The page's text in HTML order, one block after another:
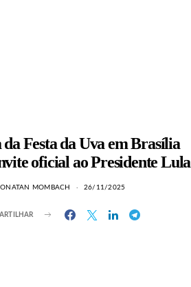
Festa da Uva em Brasília
oficial ao Presidente Lula
MOMBACH 26/11/2025